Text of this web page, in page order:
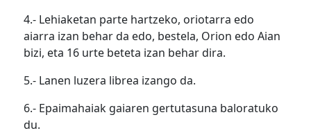
4.- Lehiaketan parte hartzeko, oriotarra edo
aiarra izan behar da edo, bestela, Orion edo Aian
bizi, eta 16 urte beteta izan behar dira.
5.- Lanen luzera librea izango da.
6.- Epaimahaiak gaiaren gertutasuna baloratuko
du.